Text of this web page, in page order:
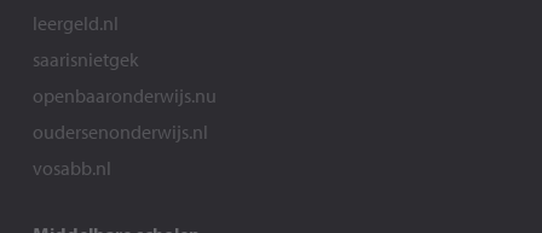
leergeld.nl
saarisnietgek
openbaaronderwijs.nu
oudersenonderwijs.nl
vosabb.nl